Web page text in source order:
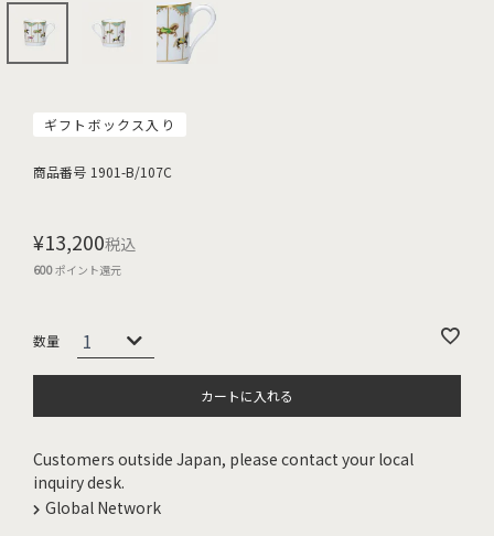
ギフトボックス入り
商品番号 1901-B/107C
¥13,200税込
600ポイント還元
カートに入れる
Customers outside Japan, please contact your local
inquiry desk.
Global Network